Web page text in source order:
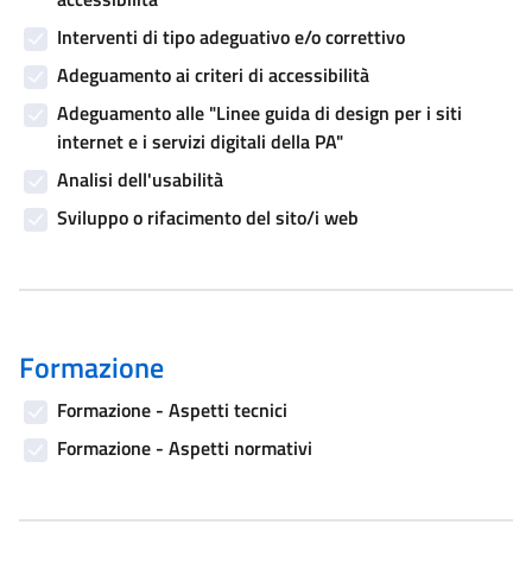
Interventi di tipo adeguativo e/o correttivo
Adeguamento ai criteri di accessibilità
Adeguamento alle "Linee guida di design per i siti
internet e i servizi digitali della PA"
Analisi dell'usabilità
Sviluppo o rifacimento del sito/i web
Formazione
Formazione - Aspetti tecnici
Formazione - Aspetti normativi